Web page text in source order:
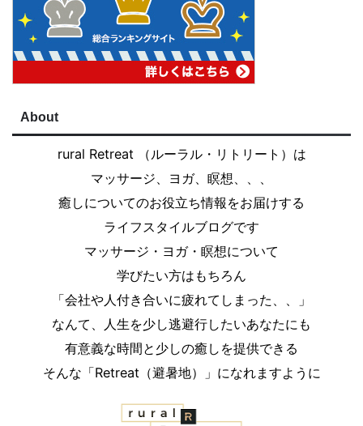
About
rural Retreat （ルーラル・リトリート）は
マッサージ、ヨガ、瞑想、、、
癒しについてのお役立ち情報をお届けする
ライフスタイルブログです
マッサージ・ヨガ・瞑想について
学びたい方はもちろん
「会社や人付き合いに疲れてしまった、、」
なんて、人生を少し逃避行したいあなたにも
有意義な時間と少しの癒しを提供できる
そんな「Retreat（避暑地）」になれますように